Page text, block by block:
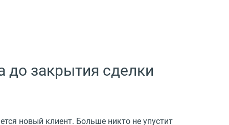
до закрытия сделки
новый клиент. Больше никто не упустит